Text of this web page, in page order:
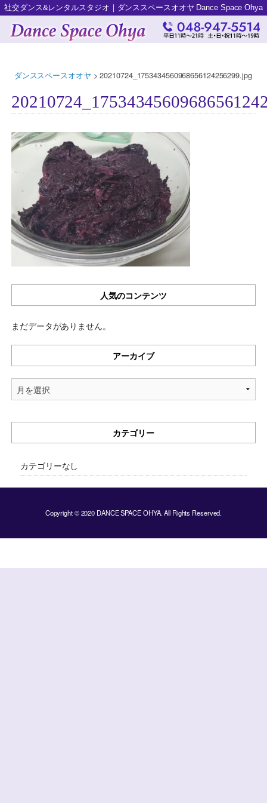
社交ダンス&レンタルスタジオ｜ダンススペースオオヤ Dance Space Ohya
ダンススペースオオヤ >20210724_1753434560968656124256299.jpg
人気のコンテンツ
まだデータがありません。
アーカイブ
ア
ー
ブ
カテゴリー
カテゴリーなし
Copyright © 2020 DANCE SPACE OHYA. All Rights Reserved.